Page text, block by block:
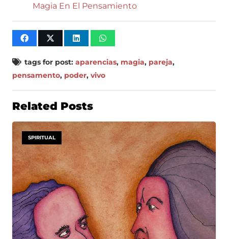
Magia En El Pensamiento
tags for post: aparencias, magia, pareja,
pensamento, poder, vivo
Related Posts
SPIRITUAL